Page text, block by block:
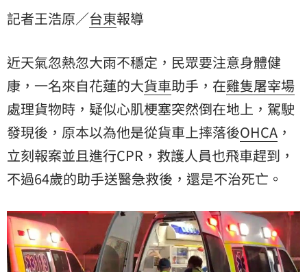
死亡。
記者王浩原／台東報導
近天氣忽熱忽大雨不穩定，民眾要注意身體健
康，一名來自花蓮的大貨車助手，在雞隻屠宰場
處理貨物時，疑似心肌梗塞突然倒在地上，駕駛
發現後，原本以為他是從貨車上摔落後OHCA ，
立刻報案並且進行CPR，救護人員也飛車趕到，
不過64歲的助手送醫急救後，還是不治死亡。